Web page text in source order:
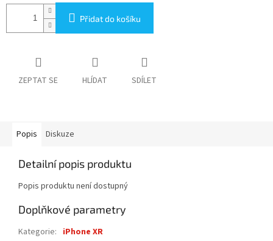
Přidat do košíku
ZEPTAT SE HLÍDAT SDÍLET
Popis Diskuze
Detailní popis produktu
Popis produktu není dostupný
Doplňkové parametry
Kategorie: iPhone XR